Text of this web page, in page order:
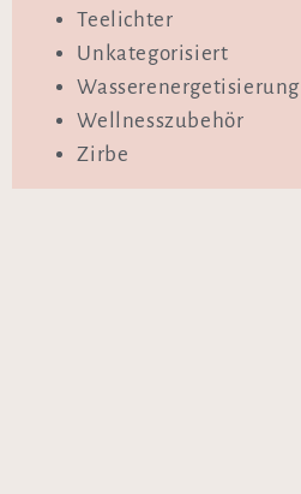
Teelichter
Unkategorisiert
Wasserenergetisierung
Wellnesszubehör
Zirbe